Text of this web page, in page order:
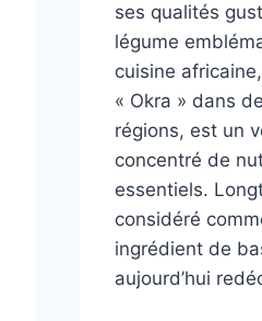
ses qualités
légume
cuisine
« Okra » dans
régions, est un
concentré de
essentiels.
considéré
ingrédient de
aujourd’hui